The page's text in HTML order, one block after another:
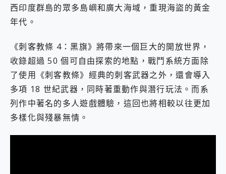
西印度群島的眾多島嶼和廣大海域，重現海盜的黃金
年代。
《刺客教條 4：黑旗》將帶來一個巨大的開放世界，
收錄超過 50 個可自由探索的地點，戰鬥系統方面除
了使用《刺客教條》經典的刺客武器之外，還會導入
多項 18 世紀武器，同時著重動作與潛行玩法。而系
列作中著名的多人遊戲體驗，這回也將相較以往更加
多樣化與殘暴無情。